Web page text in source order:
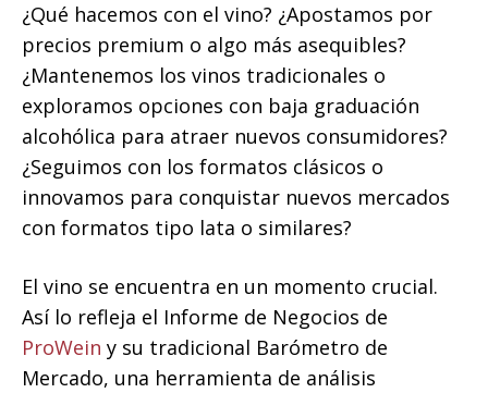
¿Qué hacemos con el vino? ¿Apostamos por
precios premium o algo más asequibles?
¿Mantenemos los vinos tradicionales o
exploramos opciones con baja graduación
alcohólica para atraer nuevos consumidores?
¿Seguimos con los formatos clásicos o
innovamos para conquistar nuevos mercados
con formatos tipo lata o similares?
El vino se encuentra en un momento crucial.
Así lo refleja el Informe de Negocios de
ProWein y su tradicional Barómetro de
Mercado, una herramienta de análisis